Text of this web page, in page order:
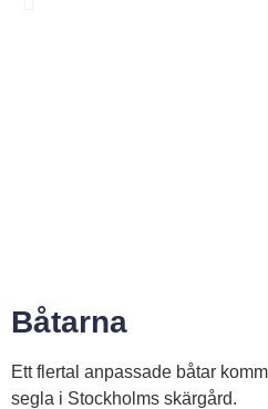
Båtarna
Ett flertal anpassade båtar
segla i Stockholms skärgård.